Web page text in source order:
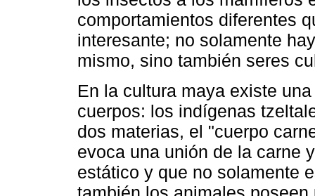
comportamientos diferentes
interesante; no solamente
mismo, sino también seres
En la cultura maya existe
cuerpos: los indígenas
dos materias, el "cuerpo
evoca una unión de la carne
estático y que no solamente